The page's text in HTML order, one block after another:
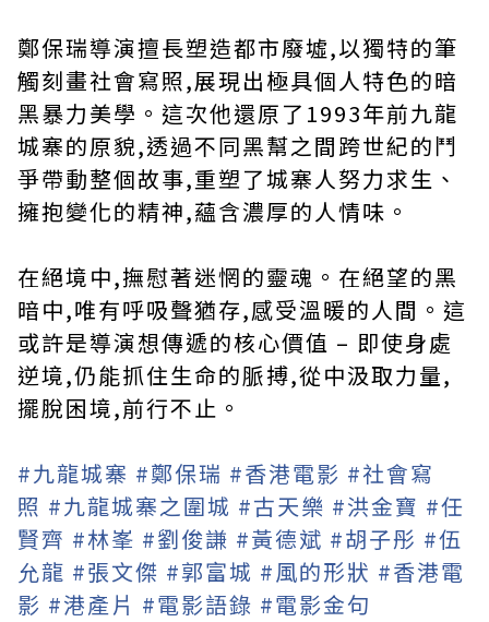
鄭保瑞導演擅長塑造都市廢墟,以獨特的筆
觸刻畫社會寫照,展現出極具個人特色的暗
黑暴力美學。這次他還原了1993年前九龍
城寨的原貌,透過不同黑幫之間跨世紀的鬥
爭帶動整個故事,重塑了城寨人努力求生、
擁抱變化的精神,蘊含濃厚的人情味。
在絕境中,撫慰著迷惘的靈魂。在絕望的黑
暗中,唯有呼吸聲猶存,感受溫暖的人間。這
或許是導演想傳遞的核心價值 – 即使身處
逆境,仍能抓住生命的脈搏,從中汲取力量,
擺脫困境,前行不止。
#九龍城寨 #鄭保瑞 #香港電影 #社會寫
照 #九龍城寨之圍城 #古天樂 #洪金寶 #任
賢齊 #林峯 #劉俊謙 #黃德斌 #胡子彤 #伍
允龍 #張文傑 #郭富城 #風的形狀 #香港電
影 #港產片 #電影語錄 #電影金句